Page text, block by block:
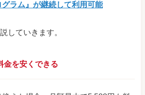
グラム』が継続して利用可能
していきます。
金を安くできる